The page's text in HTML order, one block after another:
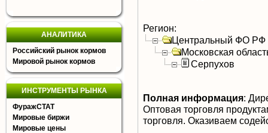
АНАЛИТИКА
Российский рынок кормов
Мировой рынок кормов
ИНСТРУМЕНТЫ РЫНКА
ФуражСТАТ
Мировые биржи
Мировые цены
Регион:
Центральный ФО РФ
Московская
Серпухов
Полная информация:
Оптовая торговля
торговля. Оказиваем